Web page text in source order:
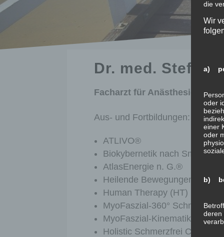
Dr. med. Stefan
Facharzt für Anästhesiologie
Aus- und Fortbildungen:
ATLIVO®
Biokybernetik nach Smit
AtlasEnergie n. G.®
Heilende Bewegungen
Human Therapy (HT)
MyoFaszial-360°
MyoFaszial-Kinematik
Holistic Schmerzfrei Coach
die
Wir
a)
oder
einer
oder
b)
deren